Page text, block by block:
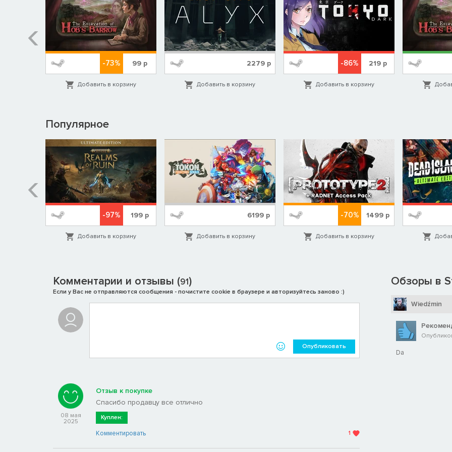
-73% 99р
Добавить в корзину
2279р
Добавить в корзину
-86% 219р
Добавить в корзину
Популярное
-97% 199р
Добавить в корзину
6199 р
Добавить в корзину
-70% 1499р
Добавить в корзину
Комментарии и отзывы (91)
Если у Вас не отправляются сообщения - почистите cookie в браузере и авторизуйтесь заново :)
Опубликовать
08 мая
2025
Отзыв к покупке
Спасибо продавцу все отлично
Куплен:
Комментировать 1
Обзоры в
Wiedźmin
Da